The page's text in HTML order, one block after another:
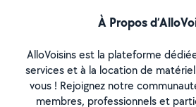
À Propos
AlloVoisins est la plateforme
services et à la location de
vous ! Rejoignez notre
membres, professionnels et